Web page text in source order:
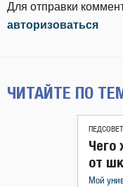
Для отправки
авторизоваться
ЧИТАЙТЕ ПО
ПЕДСОВЕТ
Чего
от
Мой